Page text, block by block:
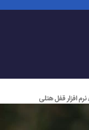
نرم افزار قفل هتلی